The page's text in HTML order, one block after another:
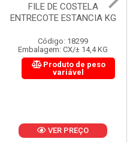
FILE DE COSTELA
ENTRECOTE ESTANCIA KG
Código: 18299
Embalagem: CX/± 14,4 KG
Produto de peso
variável
VER PREÇO